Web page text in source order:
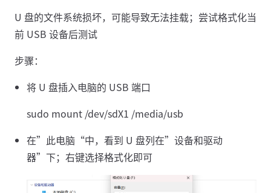
U 盘的文件系统损坏，可能导致无法挂载；尝试格式化当
前 USB 设备后测试
步骤：
将 U 盘插入电脑的 USB 端口
sudo mount /dev/sdX1 /media/usb
在”此电脑“中，看到 U 盘列在”设备和驱动
器”下；右键选择格式化即可